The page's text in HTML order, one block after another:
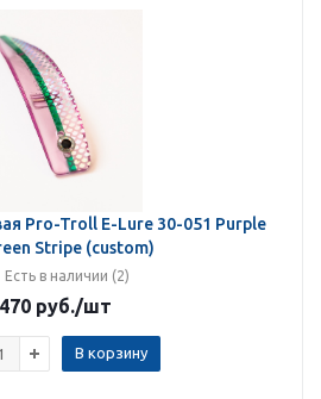
Pro-Troll E-Lure 30-051 Purple
Stripe (custom)
Есть в наличии (2)
470 руб./шт
В корзину